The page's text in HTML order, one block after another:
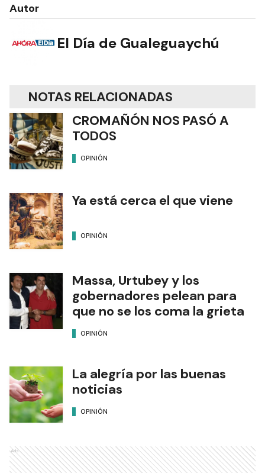
Autor
El Día de Gualeguaychú
NOTAS RELACIONADAS
CROMAÑÓN NOS PASÓ A
TODOS
OPINIÓN
Ya está cerca el que viene
OPINIÓN
Massa, Urtubey y los
gobernadores pelean para
que no se los coma la grieta
OPINIÓN
La alegría por las buenas
noticias
OPINIÓN
Ads